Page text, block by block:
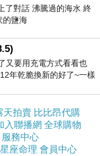
了對話 沸騰過的海水 終
的鹽海
又要用充電方式看看也
年乾脆換新的好了~一樣
多塊吧
天拍賣 比比昂代購
入聯播網 全球購物
服務中心
星座命理 會員中心